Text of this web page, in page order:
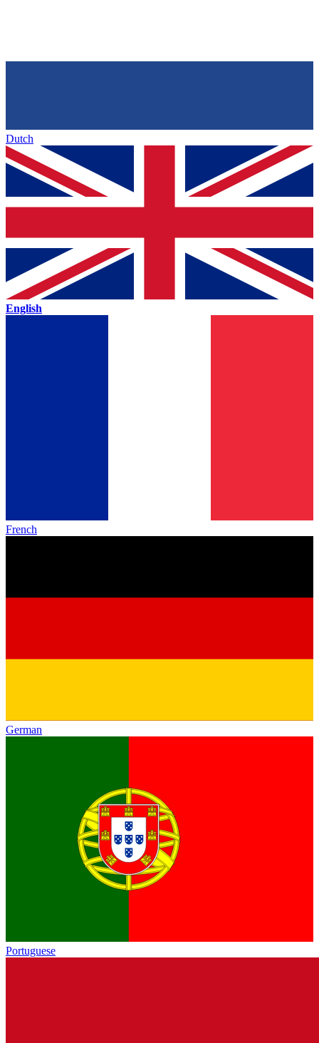
Dutch
English
French
German
Portuguese